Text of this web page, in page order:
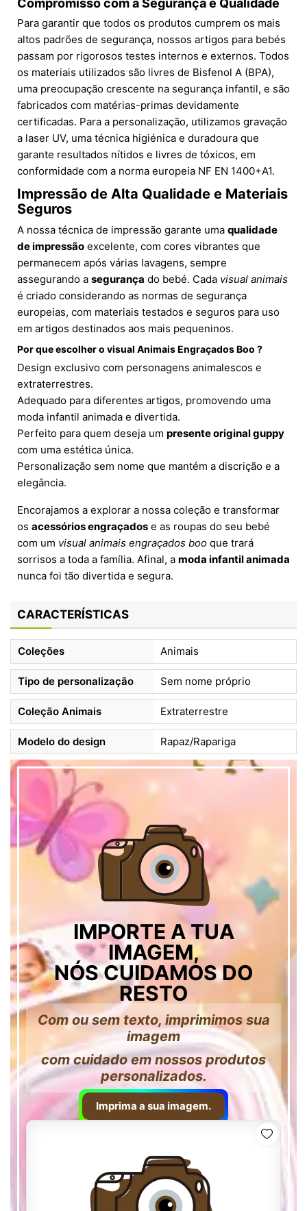
Compromisso com a Segurança e Qualidade
Para garantir que todos os produtos cumprem os mais
altos padrões de segurança, nossos artigos para bebés
passam por rigorosos testes internos e externos. Todos
os materiais utilizados são livres de Bisfenol A (BPA),
uma preocupação crescente na segurança infantil, e são
fabricados com matérias-primas devidamente
certificadas. Para a personalização, utilizamos gravação
a laser UV, uma técnica higiénica e duradoura que
garante resultados nítidos e livres de tóxicos, em
conformidade com a norma europeia NF EN 1400+A1.
Impressão de Alta Qualidade e Materiais
Seguros
A nossa técnica de impressão garante uma qualidade
de impressão excelente, com cores vibrantes que
permanecem após várias lavagens, sempre
assegurando a segurança do bebé. Cada visual animais
é criado considerando as normas de segurança
europeias, com materiais testados e seguros para uso
em artigos destinados aos mais pequeninos.
Por que escolher o visual Animais Engraçados Boo ?
Design exclusivo com personagens animalescos e
extraterrestres.
Adequado para diferentes artigos, promovendo uma
moda infantil animada e divertida.
Perfeito para quem deseja um presente original guppy
com uma estética única.
Personalização sem nome que mantém a discrição e a
elegância.
Encorajamos a explorar a nossa coleção e transformar
os acessórios engraçados e as roupas do seu bebé
com um visual animais engraçados boo que trará
sorrisos a toda a família. Afinal, a moda infantil animada
nunca foi tão divertida e segura.
CARACTERÍSTICAS
Coleções Animais
Tipo de personalização Sem nome próprio
Coleção Animais Extraterrestre
Modelo do design Rapaz/Rapariga
IMPORTE A TUA
IMAGEM,
NÓS CUIDAMOS DO
RESTO
Com ou sem texto, imprimimos sua
imagem
com cuidado em nossos produtos
personalizados.
Imprima a sua imagem.